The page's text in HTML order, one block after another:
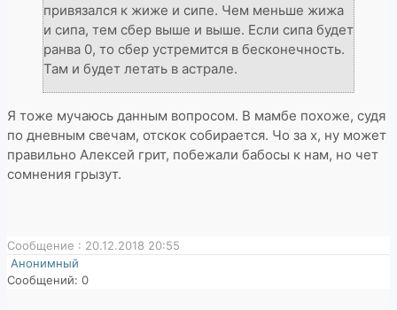
привязался к жиже и сипе. Чем меньше жижа
и сипа, тем сбер выше и выше. Если сипа будет
ранва 0, то сбер устремится в бесконечность.
Там и будет летать в астрале.
Я тоже мучаюсь данным вопросом. В мамбе похоже, судя
по дневным свечам, отскок собирается. Чо за х, ну может
правильно Алексей грит, побежали бабосы к нам, но чет
сомнения грызут.
Сообщение : 20.12.2018 20:55
Анонимный
Сообщений: 0